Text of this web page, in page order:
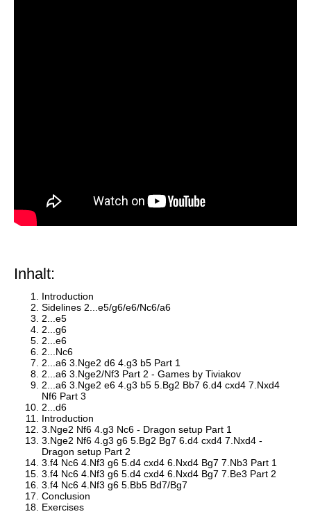
Inhalt:
Introduction
Sidelines 2...e5/g6/e6/Nc6/a6
2...e5
2...g6
2...e6
2...Nc6
2...a6 3.Nge2 d6 4.g3 b5 Part 1
2...a6 3.Nge2/Nf3 Part 2 - Games by Tiviakov
2...a6 3.Nge2 e6 4.g3 b5 5.Bg2 Bb7 6.d4 cxd4 7.Nxd4
Nf6 Part 3
2...d6
Introduction
3.Nge2 Nf6 4.g3 Nc6 - Dragon setup Part 1
3.Nge2 Nf6 4.g3 g6 5.Bg2 Bg7 6.d4 cxd4 7.Nxd4 -
Dragon setup Part 2
3.f4 Nc6 4.Nf3 g6 5.d4 cxd4 6.Nxd4 Bg7 7.Nb3 Part 1
3.f4 Nc6 4.Nf3 g6 5.d4 cxd4 6.Nxd4 Bg7 7.Be3 Part 2
3.f4 Nc6 4.Nf3 g6 5.Bb5 Bd7/Bg7
Conclusion
Exercises